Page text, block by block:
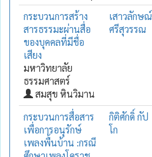
กระบวนการสร้าง
สารธรรมะผ่านสื่อ
ของบุคคลที่มีชื่อ
เสียง
มหาวิทยาลัย
ธรรมศาสตร์
สมสุข หินวิมาน
เสาวลักษณ์
ศรีสุวรรณ
กระบวนการสื่อสาร
เพื่อการอนุรักษ์
เพลงพื้นบ้าน :กรณี
กิติศักดิ์ กัป
โก